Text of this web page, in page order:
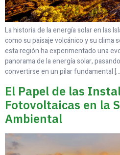
La historia de la energía solar en las
como su paisaje volcánico y su clima
esta región ha experimentado una
panorama de la energía solar,
convertirse en un pilar fundamental
El Papel de las
Fotovoltaicas en la
Ambiental